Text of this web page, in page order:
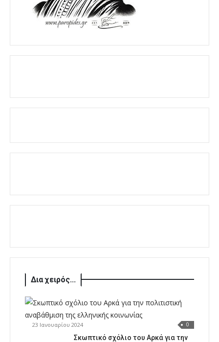
Δια χειρός...
23 Ιανουαρίου 2024 0
Σκωπτικό σχόλιο του Αρκά για την